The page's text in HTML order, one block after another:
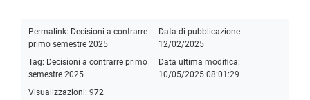
Permalink: Decisioni a contrarre
primo semestre 2025
Data di pubblicazione:
12/02/2025
Tag: Decisioni a contrarre primo
semestre 2025
Data ultima modifica:
10/05/2025 08:01:29
Visualizzazioni: 972